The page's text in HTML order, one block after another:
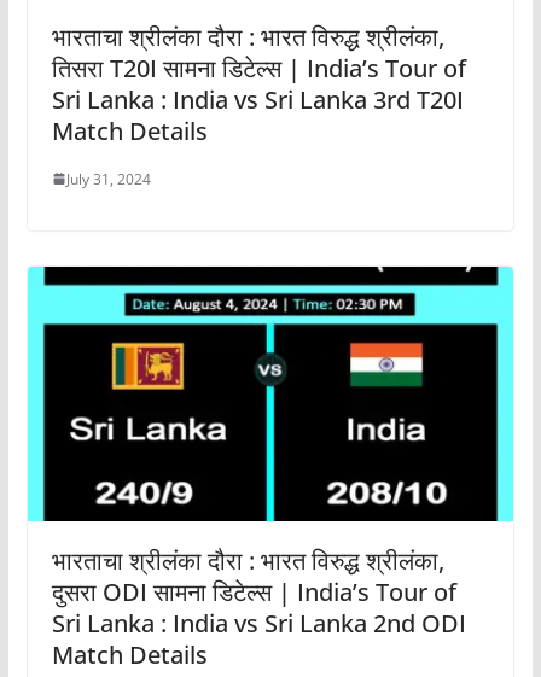
भारताचा श्रीलंका दौरा : भारत विरुद्ध श्रीलंका,
तिसरा T20I सामना डिटेल्स | India’s Tour of
Sri Lanka : India vs Sri Lanka 3rd T20I
Match Details
July 31, 2024
भारताचा श्रीलंका दौरा : भारत विरुद्ध श्रीलंका,
दुसरा ODI सामना डिटेल्स | India’s Tour of
Sri Lanka : India vs Sri Lanka 2nd ODI
Match Details